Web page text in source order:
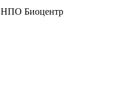
Биоцентр